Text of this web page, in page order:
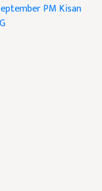
PM Kisan